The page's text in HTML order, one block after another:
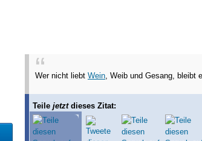
Wer nicht liebt Wein , Weib und Gesang, bleibt
Teilejetztdieses Zitat: